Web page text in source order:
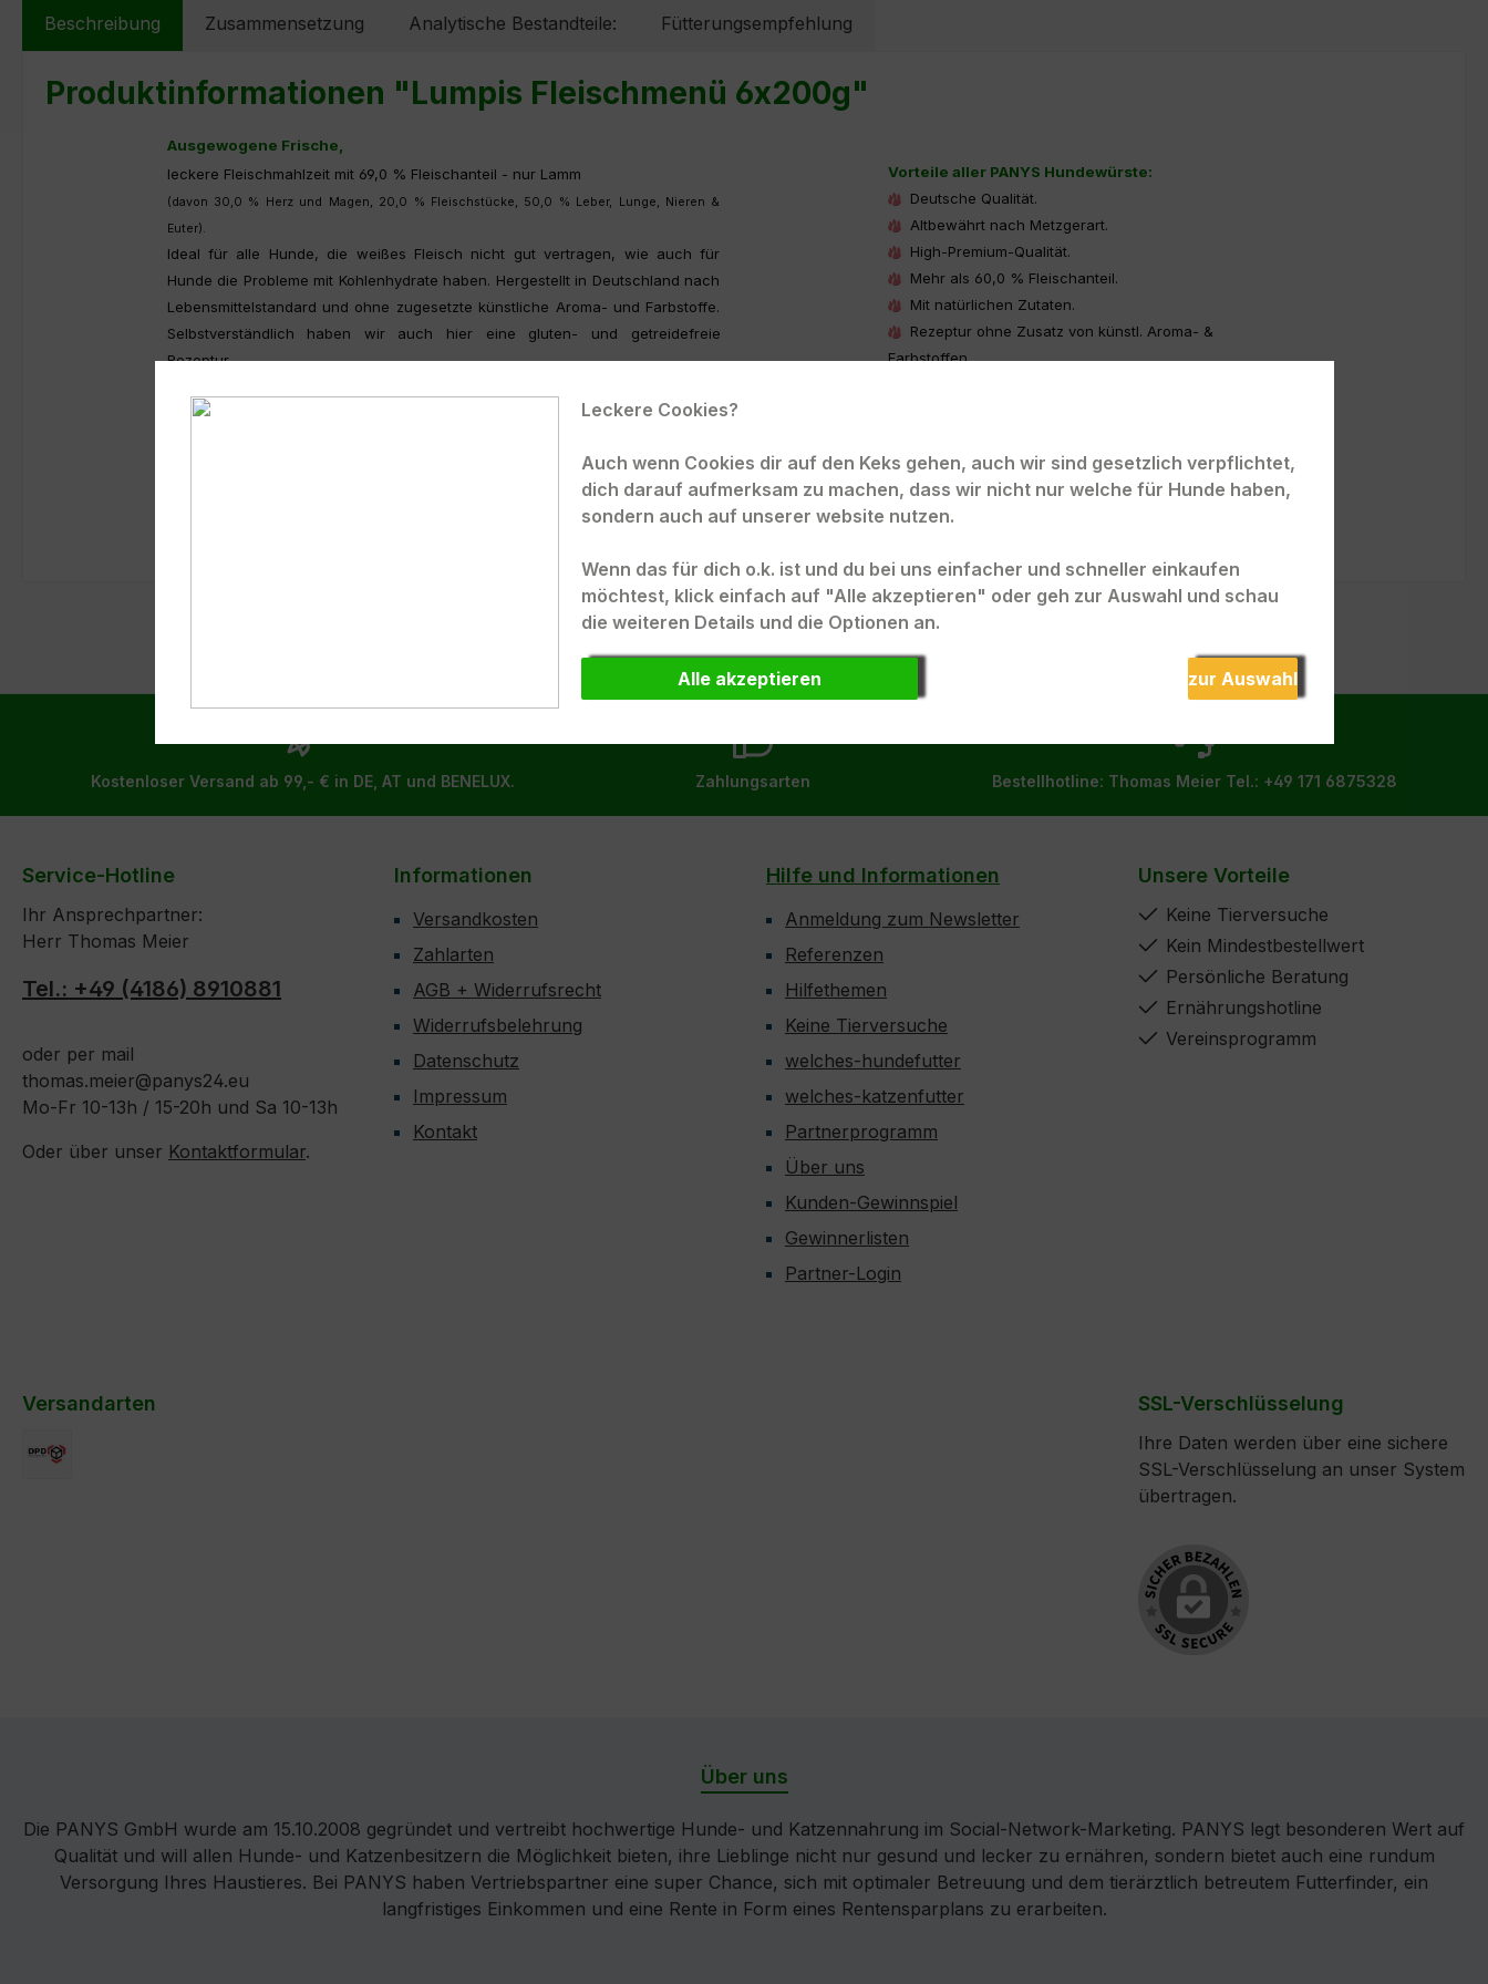
Beschreibung Zusammensetzung Analytische Bestandteile: Fütterungsempfehlung
Produktinformationen "Lumpis Fleischmenü 6x200g"
Ausgewogene Frische,
leckere Fleischmahlzeit mit 69,0 % Fleischanteil - nur Lamm
(davon 30,0 % Herz und Magen, 20,0 % Fleischstücke, 50,0 % Leber, Lunge, Nieren &
Euter).
Ideal für alle Hunde, die weißes Fleisch nicht gut vertragen, wie auch für
Hunde die Probleme mit Kohlenhydrate haben. Hergestellt in Deutschland nach
Lebensmittelstandard und ohne zugesetzte künstliche Aroma- und Farbstoffe.
Selbstverständlich haben wir auch hier eine gluten- und getreidefreie
Rezeptur.
Dieses Gericht ist für alle ausgewachsenen Hunde als Alleinnahrung geeignet.
Achtung, da Welpen einen höheren Kohlenhydratbedarf haben, sollten Sie
Vorteile aller PANYS Hundewürste:
Deutsche Qualität.
Altbewährt nach Metzgerart.
High-Premium-Qualität.
Mehr als 60,0 % Fleischanteil.
Mit natürlichen Zutaten.
Rezeptur ohne Zusatz von künstl. Aroma- &
Farbstoffen.
Kostenloser Versand ab 99,- € in DE, AT und BENELUX. Zahlungsarten Bestellhotline: Thomas Meier Tel.: +49 171 6875328
Service-Hotline
Ihr Ansprechpartner:
Herr Thomas Meier
Tel.: +49 (4186) 8910881
oder per mail
thomas.meier@panys24.eu
Mo-Fr 10-13h / 15-20h und Sa 10-13h
Oder über unser Kontaktformular.
Informationen
Versandkosten
Zahlarten
AGB + Widerrufsrecht
Widerrufsbelehrung
Datenschutz
Impressum
Kontakt
Hilfe und Informationen
Anmeldung zum Newsletter
Referenzen
Hilfethemen
Keine Tierversuche
welches-hundefutter
welches-katzenfutter
Partnerprogramm
Über uns
Kunden-Gewinnspiel
Gewinnerlisten
Partner-Login
Unsere Vorteile
Keine Tierversuche
Kein Mindestbestellwert
Persönliche Beratung
Ernährungshotline
Vereinsprogramm
Versandarten SSL-Verschlüsselung
Ihre Daten werden über eine sichere
SSL-Verschlüsselung an unser System
übertragen.
Über uns
Die PANYS GmbH wurde am 15.10.2008 gegründet und vertreibt hochwertige Hunde- und Katzennahrung im Social-Network-Marketing. PANYS legt besonderen Wert auf
Qualität und will allen Hunde- und Katzenbesitzern die Möglichkeit bieten, ihre Lieblinge nicht nur gesund und lecker zu ernähren, sondern bietet auch eine rundum
Versorgung Ihres Haustieres. Bei PANYS haben Vertriebspartner eine super Chance, sich mit optimaler Betreuung und dem tierärztlich betreutem Futterfinder, ein
langfristiges Einkommen und eine Rente in Form eines Rentensparplans zu erarbeiten.
Leckere Cookies?
Auch wenn Cookies dir auf den Keks gehen, auch wir sind gesetzlich verpflichtet,
dich darauf aufmerksam zu machen, dass wir nicht nur welche für Hunde haben,
sondern auch auf unserer website nutzen.
Wenn das für dich o.k. ist und du bei uns einfacher und schneller einkaufen
möchtest, klick einfach auf "Alle akzeptieren" oder geh zur Auswahl und schau
die weiteren Details und die Optionen an.
Alle akzeptieren zur Auswahl